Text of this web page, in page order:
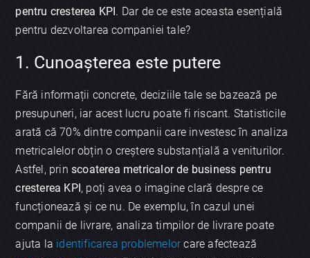
pentru cresterea KPI. Dar de ce este aceasta esențială
pentru dezvoltarea companiei tale?
1. Cunoașterea este putere
Fără informații concrete, deciziile tale se bazează pe
presupuneri, iar acest lucru poate fi riscant. Statisticile
arată că 70% dintre companii care investesc în analiza
metricalelor obțin o creștere substanțială a veniturilor.
Astfel, prinscoaterea metricalor de business pentru
cresterea KPI, poți avea o imagine clară despre ce
funcționează și ce nu. De exemplu, în cazul unei
companii de livrare, analiza timpilor de livrare poate
ajuta la identificarea problemelorcare afectează